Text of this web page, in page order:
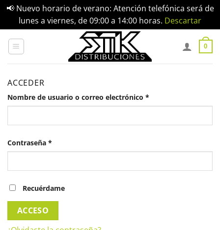
📢 Nuevo horario de verano: Atención telefónica será de
lunes a viernes, de 09:00 a 14:00 horas. Descartar
0
ACCEDER
Nombre de usuario o correo electrónico *Obligatorio
Contraseña *Obligatorio
Recuérdame
ACCESO